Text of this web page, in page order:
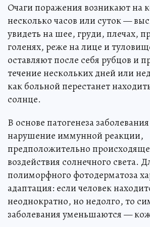
Очаги поражения возникают на
несколько часов или суток —
увидеть на шее, груди, плечах,
голенях, реже на лице и
оставляют после себя рубцов и
течение нескольких дней или
как больной перестанет
солнце.
В основе патогенеза
нарушение иммунной реакции,
предположительно
воздействия солнечного света.
полиморфного фотодерматоза
адаптация: если человек
неоднократно, но недолго, то
заболевания уменьшаются —